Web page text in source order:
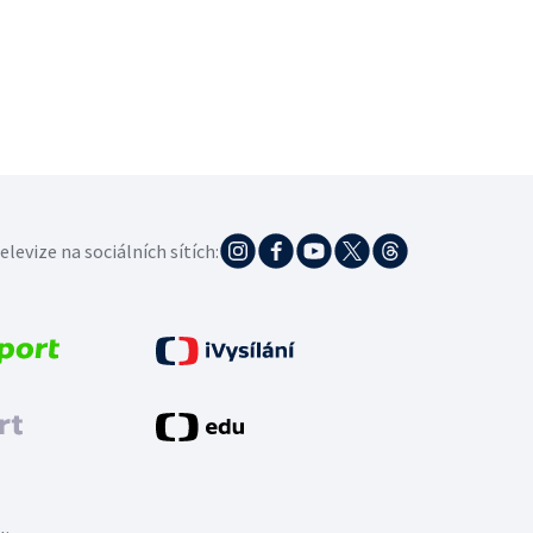
na sociálních sítích: